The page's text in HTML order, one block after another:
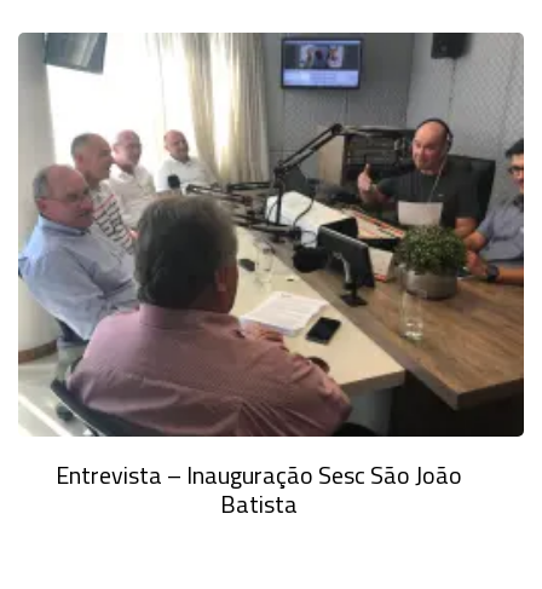
Entrevista – Inauguração Sesc São João
Batista